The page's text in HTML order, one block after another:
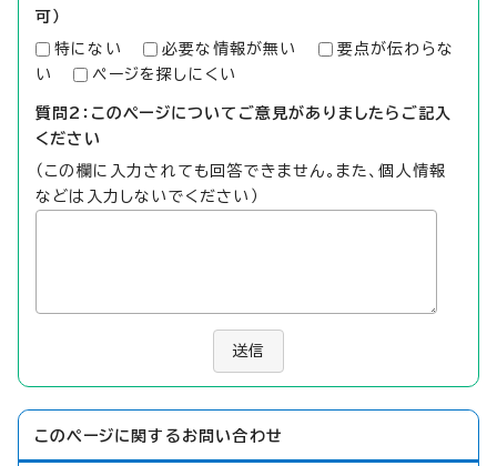
可）
特にない 必要な情報が無い
要点が伝わらな
い
ページを探しにくい
質問2：このページについてご意見がありましたらご記入
ください
（この欄に入力されても回答できません。また、個人情報
などは入力しないでください）
送信
このページに関する お問い合わせ